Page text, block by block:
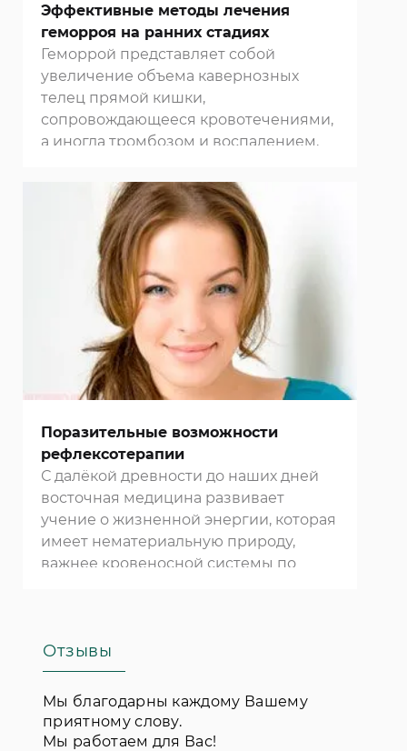
Эффективные методы лечения
геморроя на ранних стадиях
Геморрой представляет собой
увеличение объема кавернозных
телец прямой кишки,
сопровождающееся кровотечениями,
а иногда тромбозом и воспалением,
является весьма деликатной и
доставляющей значительный
дискомфорт проблемой. Им страдает
примерно треть всего взрослого
населения в цивилизованных странах.
Многиеклиники Москвызанимаются
лечением геморроя. Наилучший
эффект дает комплексная терапия,
сочетающая традиционную
медикаментозную терапию и
восточные методики.
Поразительные возможности
рефлексотерапии
С далёкой древности до наших дней
восточная медицина развивает
учение о жизненной энергии, которая
имеет нематериальную природу,
важнее кровеносной системы по
Отзывы
Мы благодарны каждому Вашему
приятному слову.
Мы работаем для Вас!